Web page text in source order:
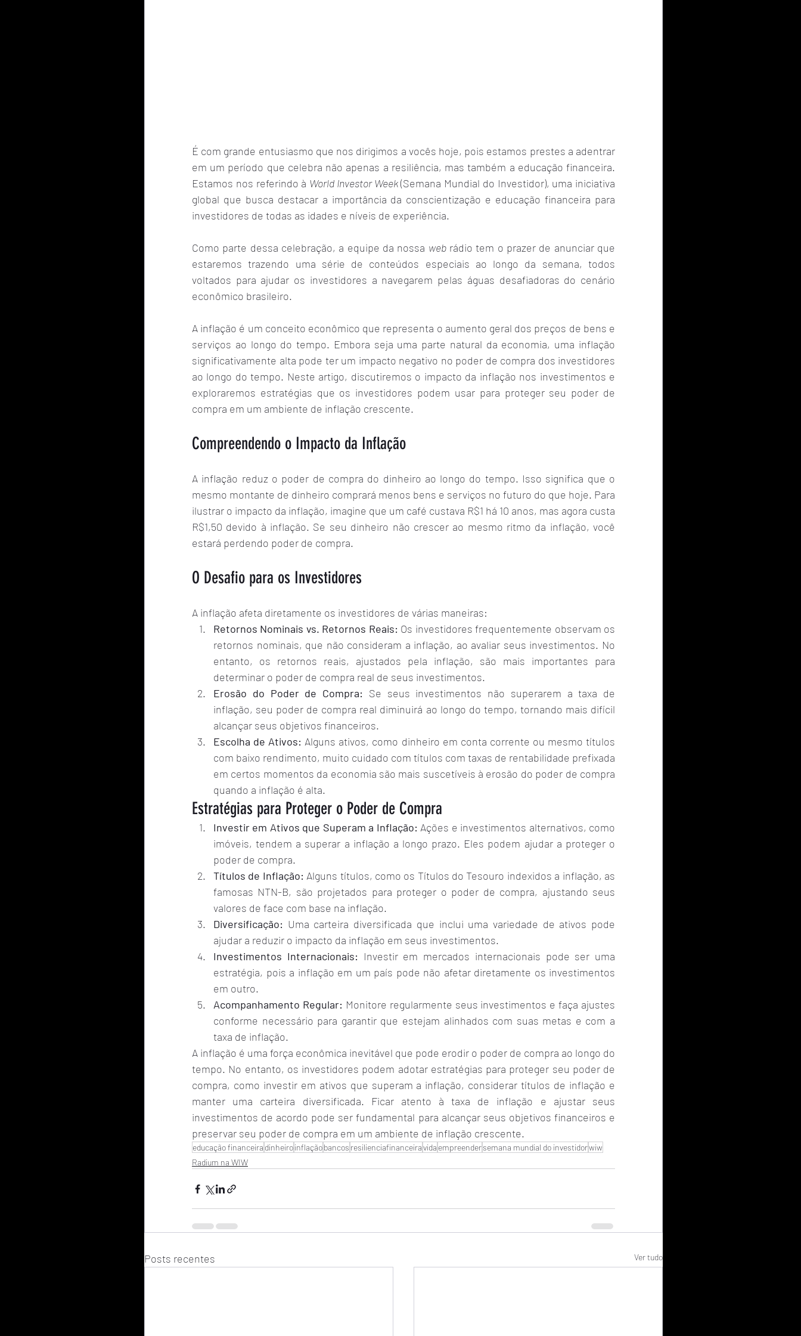
É com grande entusiasmo que nos dirigimos a vocês hoje, pois estamos prestes a adentrar
em um período que celebra não apenas a resiliência, mas também a educação financeira.
Estamos nos referindo à World Investor Week (Semana Mundial do Investidor), uma iniciativa
global que busca destacar a importância da conscientização e educação financeira para
investidores de todas as idades e níveis de experiência.
Como parte dessa celebração, a equipe da nossa web rádio tem o prazer de anunciar que
estaremos trazendo uma série de conteúdos especiais ao longo da semana, todos
voltados para ajudar os investidores a navegarem pelas águas desafiadoras do cenário
econômico brasileiro.
A inflação é um conceito econômico que representa o aumento geral dos preços de bens e
serviços ao longo do tempo. Embora seja uma parte natural da economia, uma inflação
significativamente alta pode ter um impacto negativo no poder de compra dos investidores
ao longo do tempo. Neste artigo, discutiremos o impacto da inflação nos investimentos e
exploraremos estratégias que os investidores podem usar para proteger seu poder de
compra em um ambiente de inflação crescente.
Compreendendo o Impacto da Inflação
A inflação reduz o poder de compra do dinheiro ao longo do tempo. Isso significa que o
mesmo montante de dinheiro comprará menos bens e serviços no futuro do que hoje. Para
ilustrar o impacto da inflação, imagine que um café custava R$1 há 10 anos, mas agora custa
R$1,50 devido à inflação. Se seu dinheiro não crescer ao mesmo ritmo da inflação, você
estará perdendo poder de compra.
O Desafio para os Investidores
A inflação afeta diretamente os investidores de várias maneiras:
Retornos Nominais vs. Retornos Reais: Os investidores frequentemente observam os
retornos nominais, que não consideram a inflação, ao avaliar seus investimentos. No
entanto, os retornos reais, ajustados pela inflação, são mais importantes para
determinar o poder de compra real de seus investimentos.
Erosão do Poder de Compra: Se seus investimentos não superarem a taxa de
inflação, seu poder de compra real diminuirá ao longo do tempo, tornando mais difícil
alcançar seus objetivos financeiros.
Escolha de Ativos: Alguns ativos, como dinheiro em conta corrente ou mesmo títulos
com baixo rendimento, muito cuidado com títulos com taxas de rentabilidade prefixada
em certos momentos da economia são mais suscetíveis à erosão do poder de compra
quando a inflação é alta.
Estratégias para Proteger o Poder de Compra
Investir em Ativos que Superam a Inflação: Ações e investimentos alternativos, como
imóveis, tendem a superar a inflação a longo prazo. Eles podem ajudar a proteger o
poder de compra.
Títulos de Inflação: Alguns títulos, como os Títulos do Tesouro indexidos a inflação, as
famosas NTN-B, são projetados para proteger o poder de compra, ajustando seus
valores de face com base na inflação.
Diversificação: Uma carteira diversificada que inclui uma variedade de ativos pode
ajudar a reduzir o impacto da inflação em seus investimentos.
Investimentos Internacionais: Investir em mercados internacionais pode ser uma
estratégia, pois a inflação em um país pode não afetar diretamente os investimentos
em outro.
Acompanhamento Regular: Monitore regularmente seus investimentos e faça ajustes
conforme necessário para garantir que estejam alinhados com suas metas e com a
taxa de inflação.
A inflação é uma força econômica inevitável que pode erodir o poder de compra ao longo do
tempo. No entanto, os investidores podem adotar estratégias para proteger seu poder de
compra, como investir em ativos que superam a inflação, considerar títulos de inflação e
manter uma carteira diversificada. Ficar atento à taxa de inflação e ajustar seus
investimentos de acordo pode ser fundamental para alcançar seus objetivos financeiros e
preservar seu poder de compra em um ambiente de inflação crescente.
educação financeira dinheiroinflaçãobancos resilienciafinanceiravida empreendersemana mundial do investidorwiw
Radium na WIW
Posts recentes Ver tudo